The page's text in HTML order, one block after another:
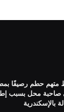
متهم حطم رصيفًا
محل بسبب
بالإسكندرية